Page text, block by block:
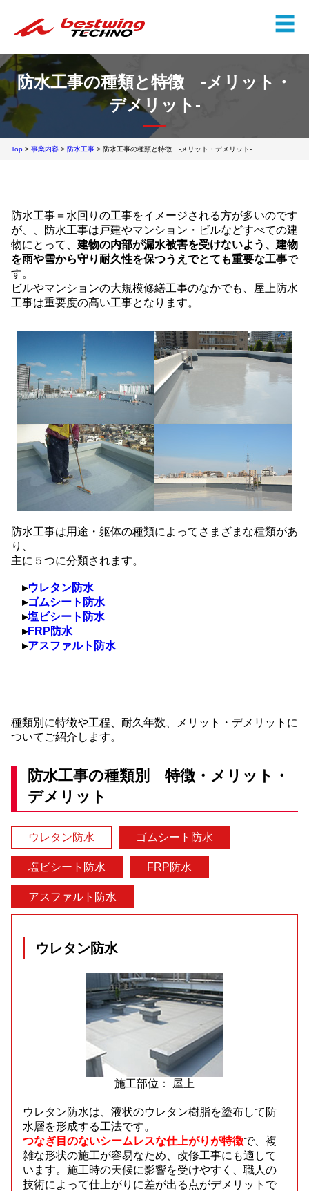
☰
✕
防水工事の種類と特徴 -メリット・
デメリット-
Top > 事業内容 > 防水工事 > 防水工事の種類と特徴 -メリット・デメリット-
防水工事＝水回りの工事をイメージされる方が多いのです
が、、防水工事は戸建やマンション・ビルなどすべての建
物にとって、 建物の内部が漏水被害を受けないよう、建物
を雨や雪から守り耐久性を保つうえでとても重要な工事で
す。
ビルやマンションの大規模修繕工事のなかでも、屋上防水
工事は重要度の高い工事となります。
防水工事は用途・躯体の種類によってさまざまな種類があ
り、
主に５つに分類されます。
▸ウレタン防水
▸ゴムシート防水
▸塩ビシート防水
▸FRP防水
▸アスファルト防水
種類別に特徴や工程、耐久年数、メリット・デメリットに
ついてご紹介します。
防水工事の種類別 特徴・メリット・
デメリット
ウレタン防水 ゴムシート防水
塩ビシート防水 FRP防水
アスファルト防水
ウレタン防水
施工部位： 屋上
ウレタン防水は、液状のウレタン樹脂を塗布して防
水層を形成する工法です。
つなぎ目のないシームレスな仕上がりが特徴で、複
雑な形状の施工が容易なため、改修工事にも適して
います。施工時の天候に影響を受けやすく、職人の
技術によって仕上がりに差が出る点がデメリットで